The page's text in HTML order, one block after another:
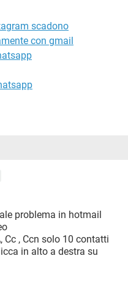
scadono
con gmail
problema in hotmail
Cc , Ccn solo 10 contatti
in alto a destra su